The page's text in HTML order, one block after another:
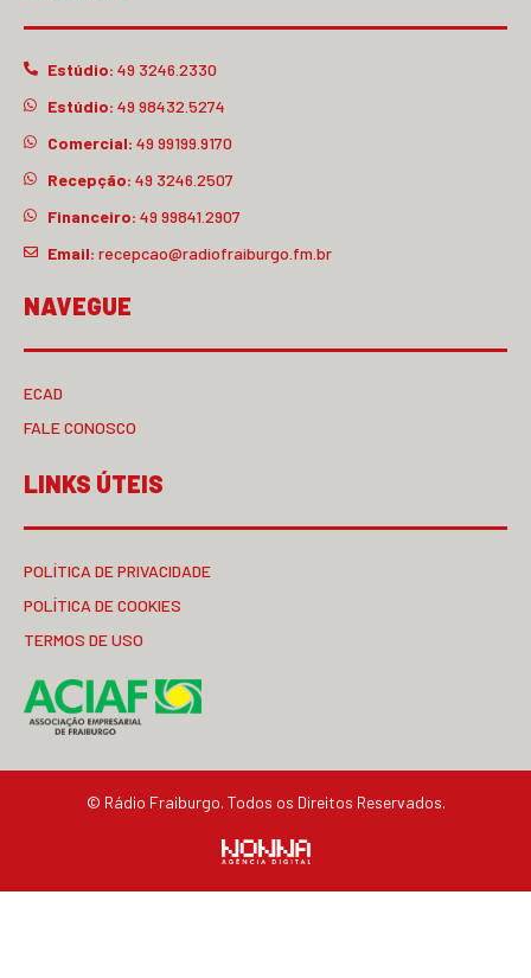
Estúdio: 49 3246.2330
Estúdio: 49 98432.5274
Comercial: 49 99199.9170
Recepção: 49 3246.2507
Financeiro: 49 99841.2907
Email: recepcao@radiofraiburgo.fm.br
NAVEGUE
ECAD
FALE CONOSCO
LINKS ÚTEIS
POLÍTICA DE PRIVACIDADE
POLÍTICA DE COOKIES
TERMOS DE USO
© Rádio Fraiburgo. Todos os Direitos Reservados.